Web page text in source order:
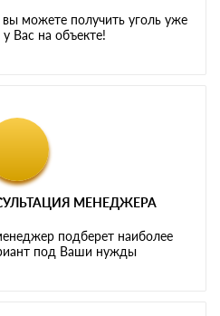
можете получить уголь уже
у Вас на объекте!
МЕНЕДЖЕРА
подберет наиболее
под Ваши нужды